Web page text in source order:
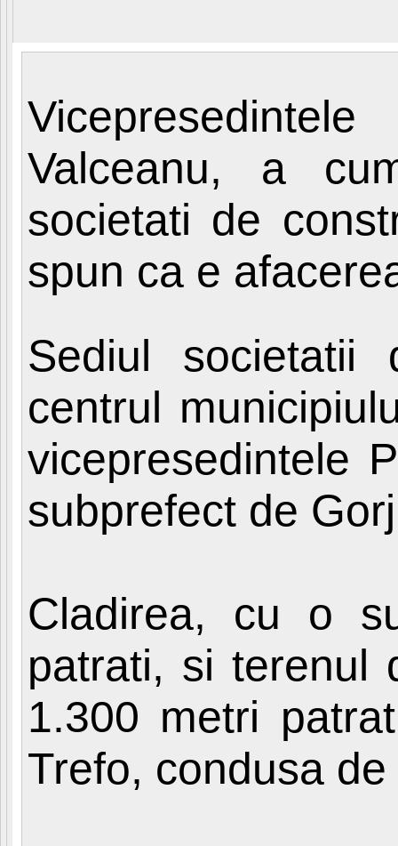
Valceanu, a
societati de
spun ca e
Sediul societatii
centrul
vicepresedintele
subprefect de
Cladirea, cu o
patrati, si terenul
1.300 metri
Trefo, condusa